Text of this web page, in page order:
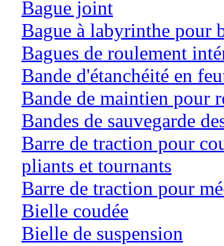
Bague joint
Bague à labyrinthe pour
Bagues de roulement
Bande d'étanchéité en
Bande de maintien pour
Bandes de sauvegarde
Barre de traction pour
pliants et tournants
Barre de traction pour
Bielle coudée
Bielle de suspension